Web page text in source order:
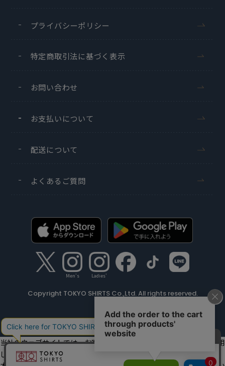
プライバシーポリシー
特定商取引法に基づく表示
お問い合わせ
お支払いについて
配送について
よくあるご質問
Men's Ladies'
Copyright TOKYO SHIRTS Co.,Ltd. All rights reserved.
当社のウェブサイトでは、お客様の利便性向上のためにクッキーを利用
しています。